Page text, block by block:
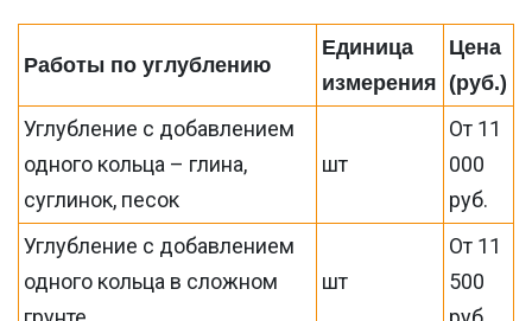
Работы по углублению
Единица
измерения
Цена
(руб.)
Углубление с добавлением
одного кольца – глина,
суглинок, песок
шт
От 11
000
руб.
Углубление с добавлением
одного кольца в сложном
шт
От 11
500